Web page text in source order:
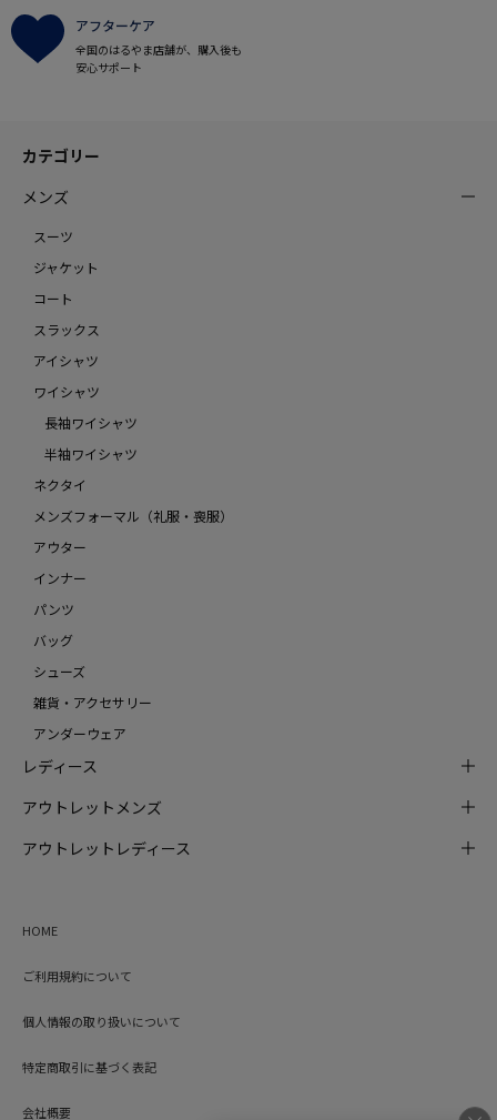
アフターケア
全国のはるやま店舗が、購入後も
安心サポート
カテゴリー
メンズ
スーツ
ジャケット
コート
スラックス
アイシャツ
ワイシャツ
長袖ワイシャツ
半袖ワイシャツ
ネクタイ
メンズフォーマル（礼服・喪服）
アウター
インナー
パンツ
バッグ
シューズ
雑貨・アクセサリー
アンダーウェア
レディース
アウトレットメンズ
アウトレットレディース
HOME
ご利用規約について
個人情報の取り扱いについて
特定商取引に基づく表記
会社概要